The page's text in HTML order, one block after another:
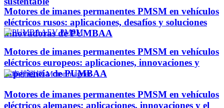
Motores de imanes permanentes PMSM en vehículos
eléctricos rusos: aplicaciones, desafíos y soluciones
innovadoras de PUMBAA
Motores de imanes permanentes PMSM en vehículos
eléctricos europeos: aplicaciones, innovaciones y
experiencia de PUMBAA
Motores de imanes permanentes PMSM en vehículos
eléctricos alemanes: aplicaciones, innovaciones y el